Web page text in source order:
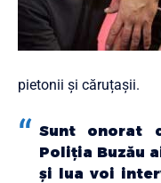
pietonii și căruțașii.
Sunt onorat
Poliția Buzău
și lua voi